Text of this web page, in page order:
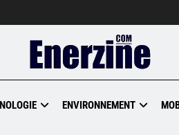
ENVIRONNEMENT